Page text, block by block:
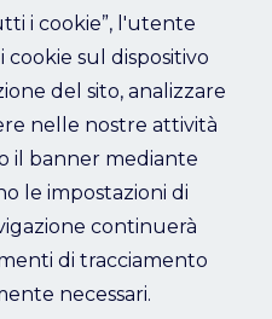
i cookie”, l'utente
sul dispositivo
del sito, analizzare
nelle nostre attività
il banner mediante
le impostazioni di
continuerà
di tracciamento
necessari.